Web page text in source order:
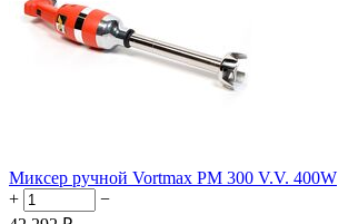
Миксер ручной Vortmax PM 300 V.V. 400W
+
−